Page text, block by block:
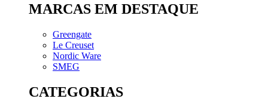
MARCAS EM DESTAQUE
Greengate
Le Creuset
Nordic Ware
SMEG
CATEGORIAS